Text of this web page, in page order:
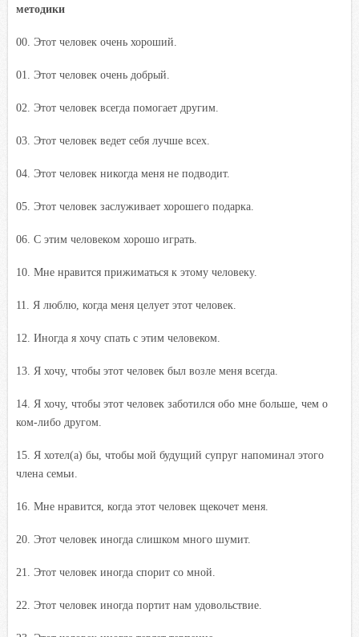
методики
00. Этот человек очень хороший.
01. Этот человек очень добрый.
02. Этот человек всегда помогает другим.
03. Этот человек ведет себя лучше всех.
04. Этот человек никогда меня не подводит.
05. Этот человек заслуживает хорошего подарка.
06. С этим человеком хорошо играть.
10. Мне нравится прижиматься к этому человеку.
11. Я люблю, когда меня целует этот человек.
12. Иногда я хочу спать с этим человеком.
13. Я хочу, чтобы этот человек был возле меня всегда.
14. Я хочу, чтобы этот человек заботился обо мне больше, чем о
ком-либо другом.
15. Я хотел(а) бы, чтобы мой будущий супруг напоминал этого
члена семьи.
16. Мне нравится, когда этот человек щекочет меня.
20. Этот человек иногда слишком много шумит.
21. Этот человек иногда спорит со мной.
22. Этот человек иногда портит нам удовольствие.